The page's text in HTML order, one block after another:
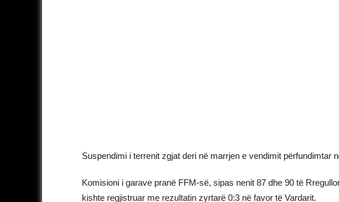
Suspendimi i terrenit zgjat deri në marrjen e vendimit përfundimtar
Komisioni i garave pranë FFM-së, sipas nenit 87 dhe 90 të
kishte regjistruar me rezultatin zyrtarë 0:3 në favor të Vardarit.